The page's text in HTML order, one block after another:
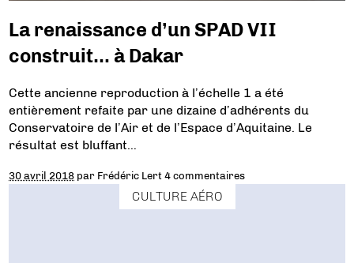
La renaissance d’un SPAD VII
construit… à Dakar
Cette ancienne reproduction à l’échelle 1 a été
entièrement refaite par une dizaine d’adhérents du
Conservatoire de l’Air et de l’Espace d’Aquitaine. Le
résultat est bluffant…
30 avril 2018 par Frédéric Lert 4 commentaires
CULTURE AÉRO